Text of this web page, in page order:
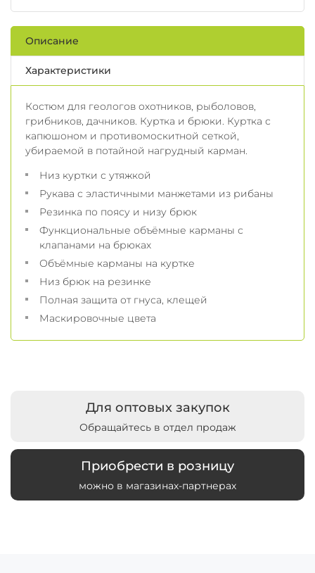
Описание
Характеристики
Костюм для геологов охотников, рыболовов,
грибников, дачников. Куртка и брюки. Куртка с
капюшоном и противомоскитной сеткой,
убираемой в потайной нагрудный карман.
Низ куртки с утяжкой
Рукава с эластичными манжетами из рибаны
Резинка по поясу и низу брюк
Функциональные объёмные карманы с
клапанами на брюках
Объёмные карманы на куртке
Низ брюк на резинке
Полная защита от гнуса, клещей
Маскировочные цвета
Для оптовых закупок
Обращайтесь в отдел продаж
Приобрести в розницу
можно в магазинах-партнерах